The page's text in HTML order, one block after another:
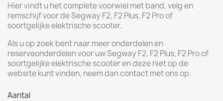
Hier vindt u het complete voorwiel met band, velg en
remschijf voor de Segway F2, F2 Plus, F2 Pro of
soortgelijke elektrische scooter.
Als u op zoek bent naar meer onderdelen en
reserveonderdelen voor uw Segway F2, F2 Plus, F2 Pro of
soortgelijke elektrische scooter en deze niet op de
website kunt vinden, neem dan contact met ons op.
Aantal